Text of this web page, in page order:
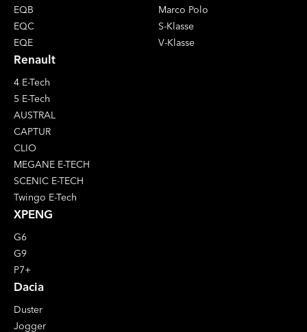
EQB
EQC
EQE
Marco Polo
S-Klasse
V-Klasse
Renault
4 E-Tech
5 E-Tech
AUSTRAL
CAPTUR
CLIO
MEGANE E-TECH
SCENIC E-TECH
Twingo E-Tech
XPENG
G6
G9
P7+
Dacia
Duster
Jogger